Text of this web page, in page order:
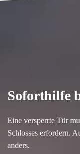
Soforthilfe
Eine versperrte Tür
Schlosses erfordern.
anders.